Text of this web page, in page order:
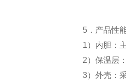
5．产品性
1） 内胆：
2） 保温层
3）外壳：